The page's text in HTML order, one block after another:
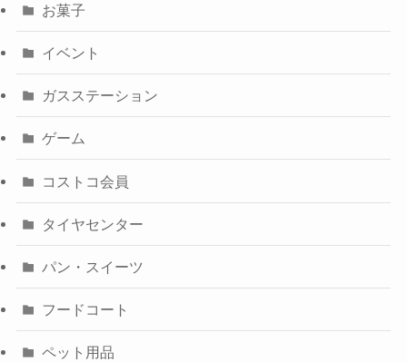
お菓子
イベント
ガスステーション
ゲーム
コストコ会員
タイヤセンター
パン・スイーツ
フードコート
ペット用品